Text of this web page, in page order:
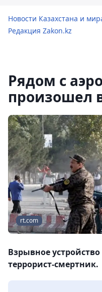
Новости Казахстана и
Редакция Zakon.kz
Рядом с
произошел
rt.com
Взрывное
террорист-смертник.